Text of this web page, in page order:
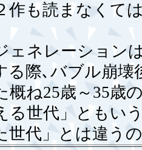
作も読まなくて
ネレーション
る際､バブル崩壊
概ね25歳～35歳
る世代」ともい
世代」とは違う